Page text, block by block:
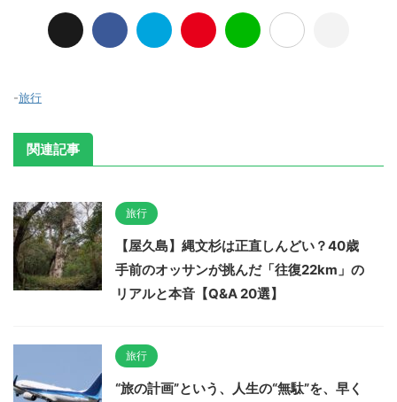
-旅行
関連記事
旅行
【屋久島】縄文杉は正直しんどい？40歳
手前のオッサンが挑んだ「往復22km」の
リアルと本音【Q&A 20選】
旅行
“旅の計画”という、人生の“無駄”を、早く